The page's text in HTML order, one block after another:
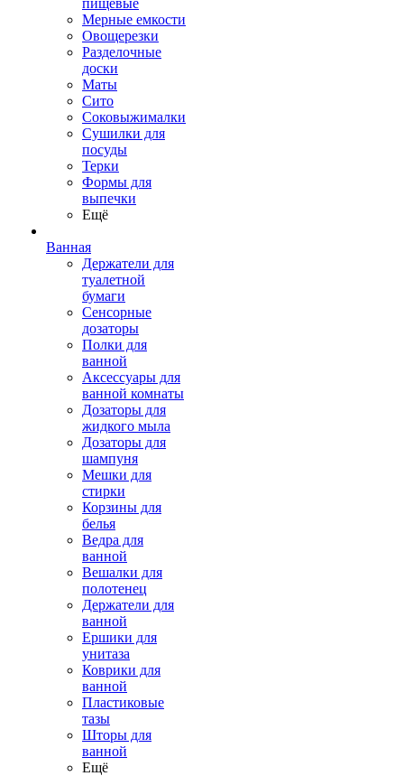
Мерные емкости
Овощерезки
Разделочные
доски
Маты
Сито
Соковыжималки
Сушилки для
посуды
Терки
Формы для
выпечки
Ещё
Ванная
Держатели для
туалетной
бумаги
Сенсорные
дозаторы
Полки для
ванной
Аксессуары для
ванной комнаты
Дозаторы для
жидкого мыла
Дозаторы для
шампуня
Мешки для
стирки
Корзины для
белья
Ведра для
ванной
Вешалки для
полотенец
Держатели для
ванной
Ершики для
унитаза
Коврики для
ванной
Пластиковые
тазы
Шторы для
ванной
Ещё